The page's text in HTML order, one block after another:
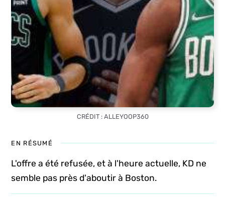
CRÉDIT : ALLEYOOP360
EN RÉSUMÉ
L'offre a été refusée, et à l'heure actuelle, KD ne
semble pas près d'aboutir à Boston.